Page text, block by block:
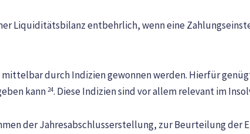
Liquiditätsbilanz entbehrlich, wenn eine
durch Indizien gewonnen werden. Hierfür
kann 24. Diese Indizien sind vor allem relevant im
der Jahresabschlusserstellung, zur Beurteilung der